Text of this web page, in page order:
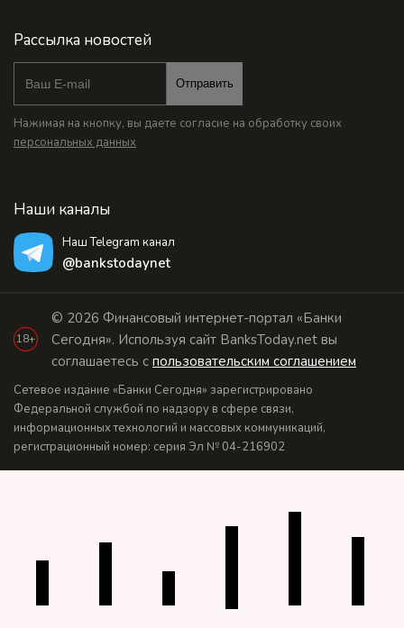
Рассылка новостей
Отправить
Нажимая на кнопку, вы даете согласие на обработку своих
персональных данных
Наши каналы
Наш Telegram канал
@bankstodaynet
18+
© 2026 Финансовый интернет-портал «Банки
Сегодня». Используя сайт BanksToday.net вы
соглашаетесь с пользовательским соглашением
Сетевое издание «Банки Сегодня» зарегистрировано
Федеральной службой по надзору в сфере связи,
информационных технологий и массовых коммуникаций,
регистрационный номер: серия Эл № 04-216902